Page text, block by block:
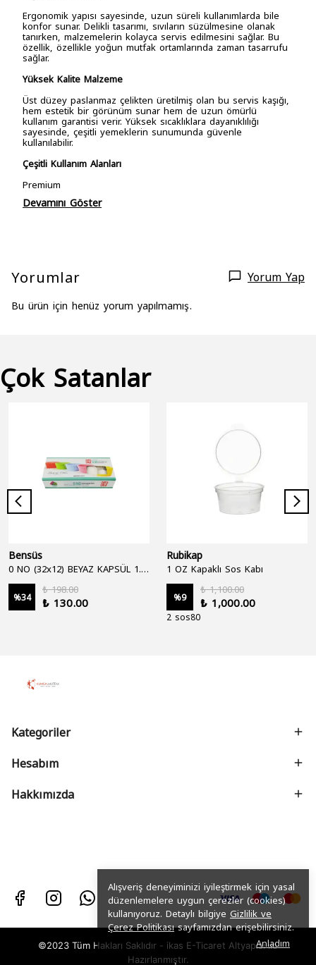
Alışveriş deneyiminizi iyileştirmek için yasal
düzenlemelere uygun çerezler (cookies)
kullanıyoruz. Detaylı bilgiye Gizlilik ve
Çerez Politikasısayfamızdan erişebilirsiniz.
Anladım
Ergonomik yapısı sayesinde, uzun süreli kullanımlarda bile
konfor sunar. Delikli tasarımı, sıvıların süzülmesine olanak
tanırken, malzemelerin kolayca servis edilmesini sağlar. Bu
özellik, özellikle yoğun mutfak ortamlarında zaman tasarrufu
sağlar.
Yüksek Kalite Malzeme
Üst düzey paslanmaz çelikten üretilmiş olan bu servis kaşığı,
hem estetik bir görünüm sunar hem de uzun ömürlü
kullanım garantisi verir. Yüksek sıcaklıklara dayanıklılığı
sayesinde, çeşitli yemeklerin sunumunda güvenle
kullanılabilir.
Çeşitli Kullanım Alanları
Premium
Devamını Göster
Yorumlar Yorum Yap
Bu ürün için henüz yorum yapılmamış.
Çok Satanlar
Bensüs
%34
₺ 198.00
₺ 130.00
Rubikap
1 OZ Kapaklı Sos Kabı
%9
₺ 1,100.00
₺ 1,000.00
2 sos80
Kategoriler
Hesabım
Hakkımızda
©2023 Tüm Hakları Saklıdır - ikas E-Ticaret Altyapısı ile
Hazırlanmıştır.